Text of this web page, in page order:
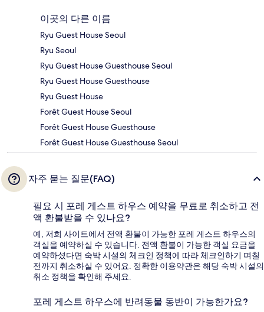
이곳의 다른 이름
Ryu Guest House Seoul
Ryu Seoul
Ryu Guest House Guesthouse Seoul
Ryu Guest House Guesthouse
Ryu Guest House
Forêt Guest House Seoul
Forêt Guest House Guesthouse
Forêt Guest House Guesthouse Seoul
자주 묻는 질문(FAQ)
필요 시 포레 게스트 하우스 예약을 무료로 취소하고 전
액 환불받을 수 있나요?
예, 저희 사이트에서 전액 환불이 가능한 포레 게스트 하우스의
객실을 예약하실 수 있습니다. 전액 환불이 가능한 객실 요금을
예약하셨다면 숙박 시설의 체크인 정책에 따라 체크인하기 며칠
전까지 취소하실 수 있어요. 정확한 이용약관은 해당 숙박 시설의
취소 정책을 확인해 주세요.
포레 게스트 하우스에 반려동물 동반이 가능한가요?